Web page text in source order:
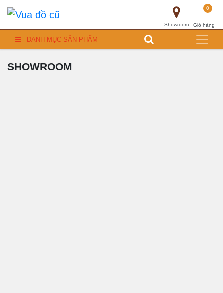
0
Giỏ hàng
Showroom
DANH MỤC SẢN PHẨM
SHOWROOM